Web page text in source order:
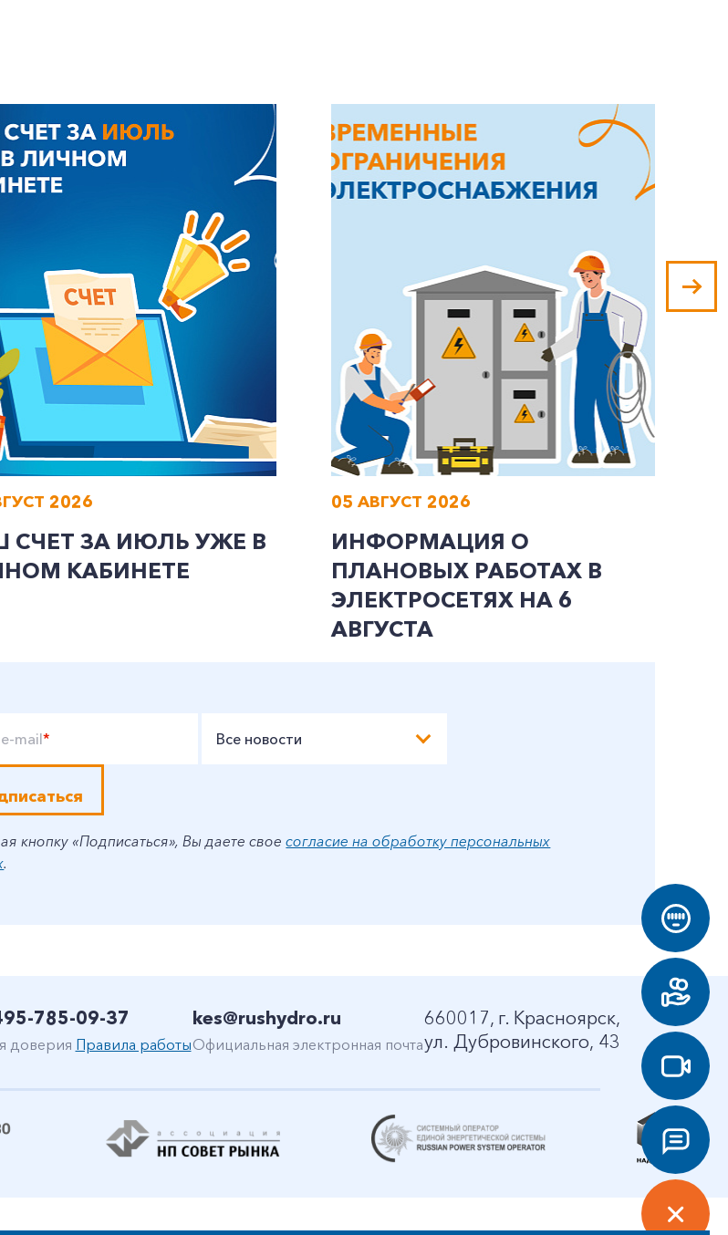
24-57
обратный звонок
клиентам
2026
СЧЕТ ЗА ИЮЛЬ УЖЕ В
КАБИНЕТЕ
05 АВГУСТ 2026
ИНФОРМАЦИЯ О
ПЛАНОВЫХ РАБОТАХ В
ЭЛЕКТРОСЕТЯХ НА 6
АВГУСТА
mail* Все новости
кнопку «Подписаться», Вы даете своесогласие на обработку персональных
.
785-09-37
доверия Правила работы
kes@rushydro.ru
Официальная электронная почта
660017, г. Красноярск,
ул. Дубровинского, 43